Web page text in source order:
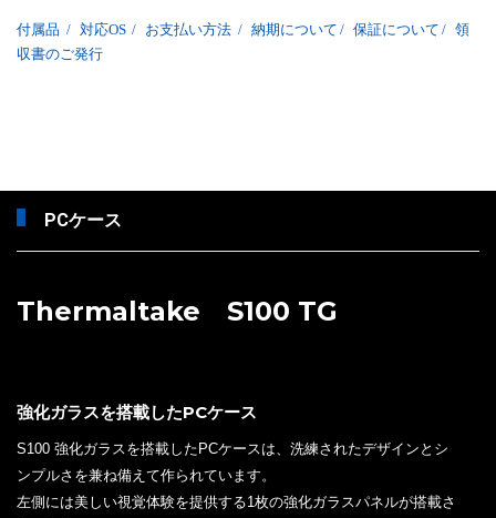
付属品 / 対応OS / お支払い方法 / 納期について / 保証について / 領
収書のご発行
PCケース
Thermaltake S100 TG
強化ガラスを搭載したPCケース
S100 強化ガラスを搭載したPCケースは、洗練されたデザインとシ
ンプルさを兼ね備えて作られています。
左側には美しい視覚体験を提供する1枚の強化ガラスパネルが搭載さ